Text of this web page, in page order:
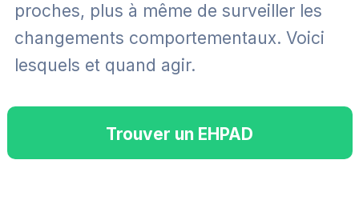
proches, plus à même de surveiller les
changements comportementaux. Voici
lesquels et quand agir.
Trouver un EHPAD